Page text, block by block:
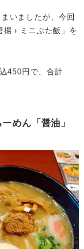
いましたが、今回
揚＋ミニぶた飯」を
450円で、合計
めん「醤油」